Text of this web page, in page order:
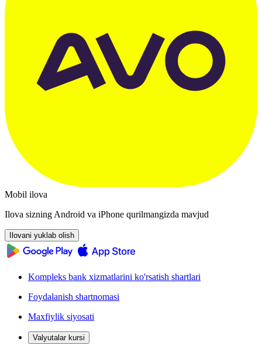
Mobil ilova
Ilova sizning Android va iPhone qurilmangizda mavjud
Ilovani yuklab olish
Kompleks bank xizmatlarini ko'rsatish shartlari
Foydalanish shartnomasi
Maxfiylik siyosati
Valyutalar kursi